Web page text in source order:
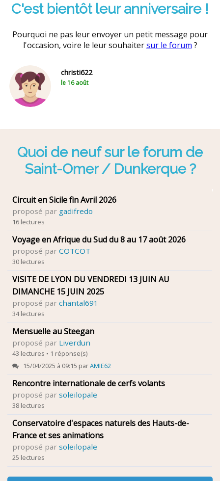
C'est bientôt leur anniversaire !
Pourquoi ne pas leur envoyer un petit message pour
l'occasion, voire le leur souhaitersur le forum ?
christi622
le 16 août
Quoi de neuf sur le forum de
Saint-Omer / Dunkerque ?
Circuit en Sicile fin Avril 2026
proposé par gadifredo
16 lectures
Voyage en Afrique du Sud du 8 au 17 août 2026
proposé par COTCOT
30 lectures
VISITE DE LYON DU VENDREDI 13 JUIN AU
DIMANCHE 15 JUIN 2025
proposé par chantal691
34 lectures
Mensuelle au Steegan
proposé par Liverdun
43 lectures • 1 réponse(s)
15/04/2025 à 09:15 parAMIE62
Rencontre internationale de cerfs volants
proposé par soleilopale
38 lectures
Conservatoire d'espaces naturels des Hauts-de-
France et ses animations
proposé par soleilopale
25 lectures